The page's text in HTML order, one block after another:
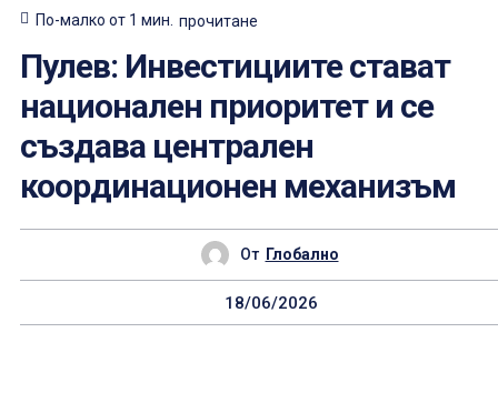
По-малко от 1 мин. прочитане
Пулев: Инвестициите стават
национален приоритет и се
създава централен
координационен механизъм
От Глобално
18/06/2026